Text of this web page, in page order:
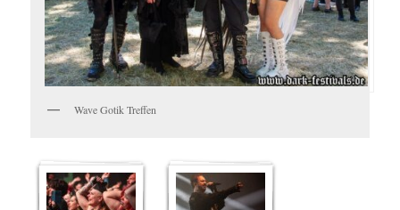
Wave Gotik Treffen